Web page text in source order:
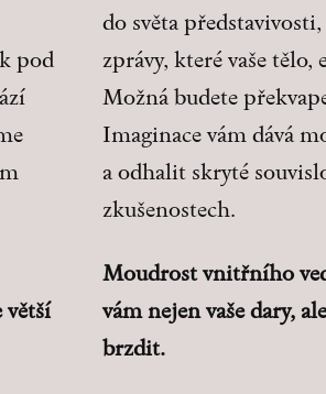
pod
větší
do světa
zprávy, které vaše
Možná budete
Imaginace vám dává
a odhalit skryté
zkušenostech.
Moudrost vnitřního
vám nejen vaše dary,
brzdit.